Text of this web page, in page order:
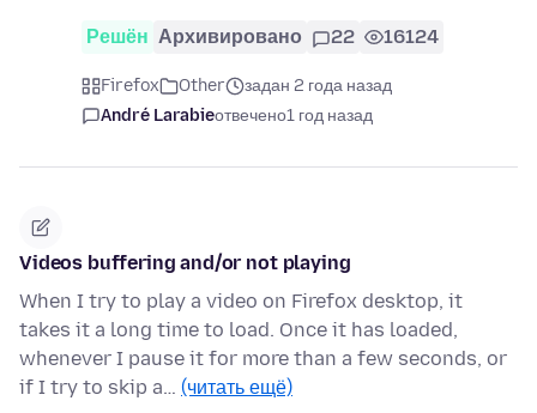
Решён Архивировано 22 16124
Firefox Other
задан 2 года назад
André Larabieотвечено1 год назад
Videos buffering and/or not playing
When I try to play a video on Firefox desktop, it
takes it a long time to load. Once it has loaded,
whenever I pause it for more than a few seconds, or
if I try to skip a… (читать ещё)